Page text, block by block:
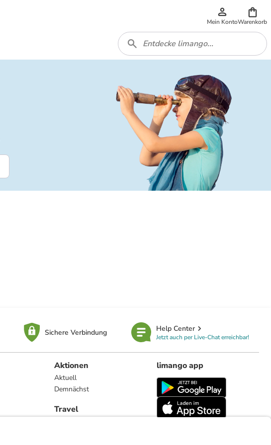
Mein KontoWarenkorb
Sichere Verbindung Help Center
Jetzt auch per Live-Chat erreichbar!
Aktionen
Aktuell
Demnächst
Travel
limango app